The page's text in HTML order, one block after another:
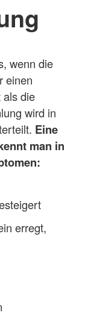
wenn die
einen
als die
wird in
Eine
man in
erregt,